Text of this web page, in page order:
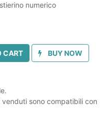
numerico
CART BUY NOW
sono compatibili con